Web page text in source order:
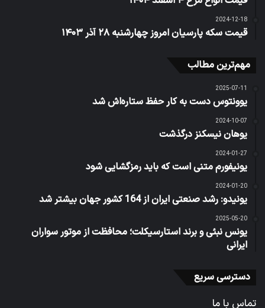
2024-12-18
قیمت سکه پارسیان امروز چهارشنبه ۲۸ آذر ۱۴۰۳
مهم‌ترین مطالب
2025-07-11
یوونتوس دست به کار حفظ ستاره‌اش شد
2024-10-07
یوهان نیسکنز درگذشت
2024-01-27
یونیفورم متنی است که باید رمزگشایی شود
2024-01-20
یونیدو: رشد صنعتی ایران از 164 کشور جهان بیشتر شد
2025-05-20
یونس نبئی و برند استارسیکلت؛ محافظت از موتور سواران
ایرانی
دسترسی سریع
تماس با ما